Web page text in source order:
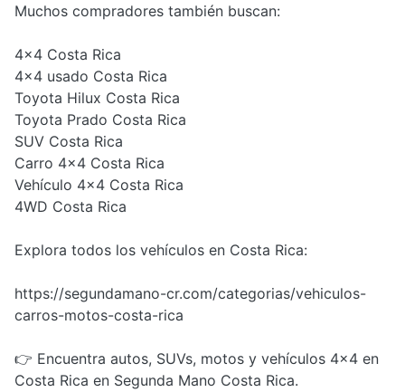
Muchos compradores también buscan:
4x4 Costa Rica
4x4 usado Costa Rica
Toyota Hilux Costa Rica
Toyota Prado Costa Rica
SUV Costa Rica
Carro 4x4 Costa Rica
Vehículo 4x4 Costa Rica
4WD Costa Rica
Explora todos los vehículos en Costa Rica:
https://segundamano-cr.com/categorias/vehiculos-
carros-motos-costa-rica
👉 Encuentra autos, SUVs, motos y vehículos 4x4 en
Costa Rica en Segunda Mano Costa Rica.